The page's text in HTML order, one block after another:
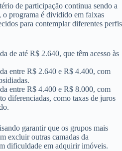
de participação continua sendo a
programa é dividido em faixas
para contemplar diferentes perfis
de até R$ 2.640, que têm acesso às
entre R$ 2.640 e R$ 4.400, com
entre R$ 4.400 e R$ 8.000, com
diferenciadas, como taxas de juros
garantir que os grupos mais
excluir outras camadas da
dificuldade em adquirir imóveis.